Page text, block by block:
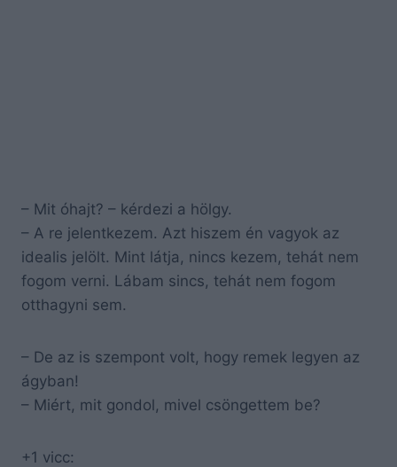
– Mit óhajt? – kérdezi a hölgy.
– A re jelentkezem. Azt hiszem én vagyok az
idealis jelölt. Mint látja, nincs kezem, tehát nem
fogom verni. Lábam sincs, tehát nem fogom
otthagyni sem.
– De az is szempont volt, hogy remek legyen az
ágyban!
– Miért, mit gondol, mivel csöngettem be?
+1 vicc: